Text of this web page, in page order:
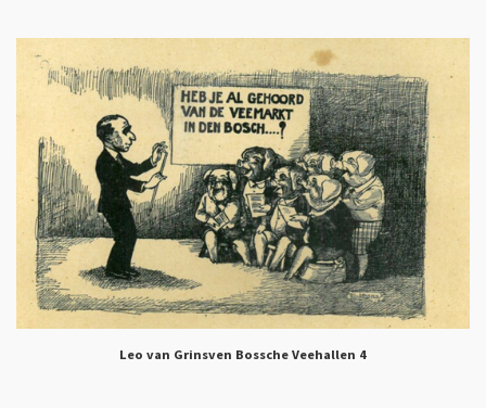
Leo van Grinsven Bossche Veehallen 4